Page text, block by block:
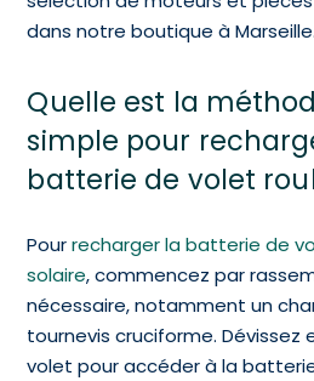
dans notre boutique à Marseille.
Quelle est la
simple pour
batterie de volet
Pourrecharger la batterie de
solaire, commencez par
nécessaire, notamment un
tournevis cruciforme. Dévissez
volet pour accéder à la